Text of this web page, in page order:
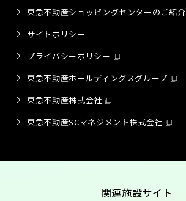
東急不動産ショッピングセンターのご紹介
サイトポリシー
プライバシーポリシー
東急不動産ホールディングスグループ
東急不動産株式会社
東急不動産SCマネジメント株式会社
関連施設サイト